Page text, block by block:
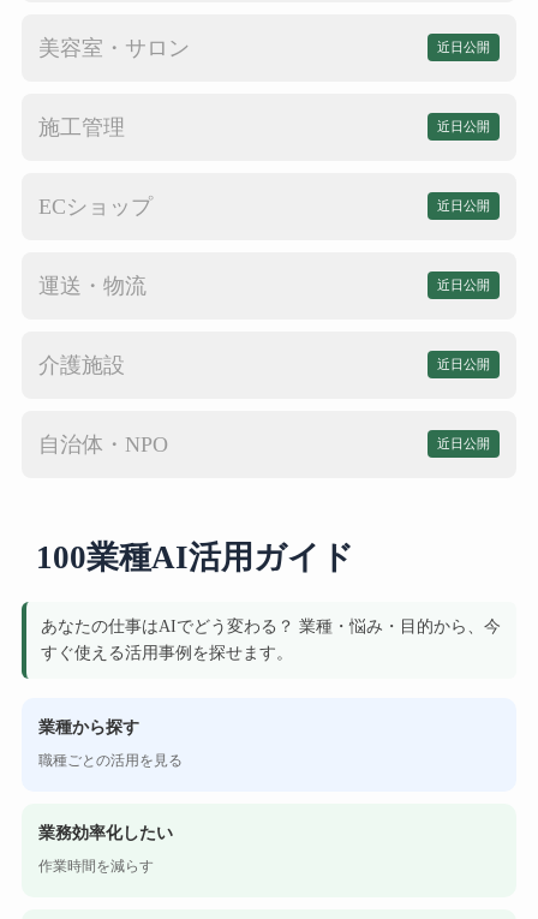
美容室・サロン 近日公開
施工管理 近日公開
ECショップ 近日公開
運送・物流 近日公開
介護施設 近日公開
自治体・NPO 近日公開
100業種AI活用ガイド
あなたの仕事はAIでどう変わる？ 業種・悩み・目的から、今
すぐ使える活用事例を探せます。
業種から探す
職種ごとの活用を見る
業務効率化したい
作業時間を減らす